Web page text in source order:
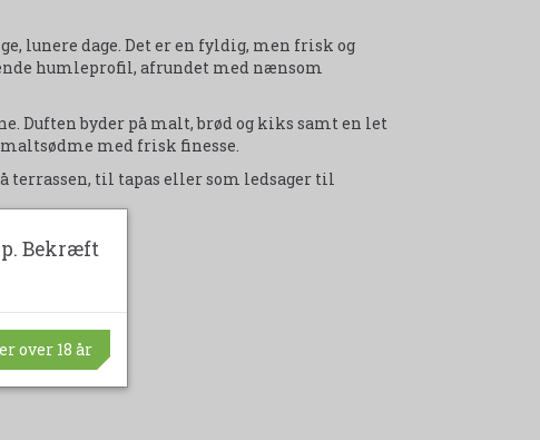
lunere dage. Det er en fyldig, men frisk og
humleprofil, afrundet med nænsom
Duften byder på malt, brød og kiks samt en let
med frisk finesse.
terrassen, til tapas eller som ledsager til
Bekræft
over 18 år